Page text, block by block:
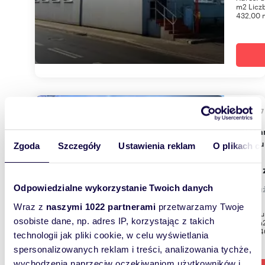
Zgoda Szczegóły Ustawienia reklam O plikach
Odpowiedzialne wykorzystanie Twoich danych
Wraz z naszymi 1022 partnerami przetwarzamy Twoje
osobiste dane, np. adres IP, korzystając z takich
technologii jak pliki cookie, w celu wyświetlania
spersonalizowanych reklam i treści, analizowania tychże,
m2
432,00
199,17
Polecam przestronny lokal 199 m² na wynajem w
Kietrzu
6 174
lokal
Adres:
pow.